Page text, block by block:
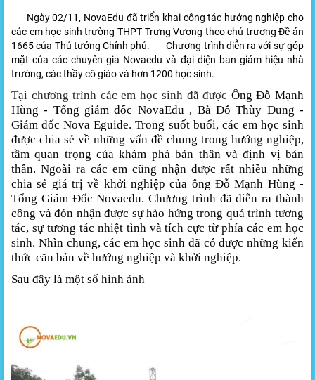
Ngày 02/11, NovaEdu đã triển khai công tác hướng nghiệp cho
các em học sinh trường THPT Trưng Vương theo chủ trương Đề án
1665 của Thủ tướng Chính phủ. Chương trình diễn ra với sự góp
mặt của các chuyên gia Novaedu và đại diện ban giám hiệu nhà
trường, các thầy cô giáo và hơn 1200 học sinh.
Tại chương trình các em học sinh đã được Ông Đỗ Mạnh
Hùng - Tổng giám đốc NovaEdu , Bà Đỗ Thùy Dung -
Giám đốc Nova Eguide. Trong suốt buổi, các em học sinh
được chia sẻ về những vấn đề chung trong hướng nghiệp,
tầm quan trọng của khám phá bản thân và định vị bản
thân. Ngoài ra các em cũng nhận được rất nhiều những
chia sẻ giá trị về khởi nghiệp của ông Đỗ Mạnh Hùng -
Tổng Giám Đốc Novaedu. Chương trình đã diễn ra thành
công và đón nhận được sự hào hứng trong quá trình tương
tác, sự tương tác nhiệt tình và tích cực từ phía các em học
sinh. Nhìn chung, các em học sinh đã có được những kiến
thức căn bản về hướng nghiệp và khởi nghiệp.
Sau đây là một số hình ảnh